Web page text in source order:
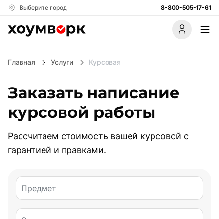
Выберите город 8-800-505-17-61
Акции Партнёрам Стать автором
Магистерская работа
Научно - исследовательская работа
Полезное
Главная Услуги Курсовая
Заказать написание
курсовой работы
Рассчитаем стоимость вашей курсовой с
гарантией и правками.
Предмет